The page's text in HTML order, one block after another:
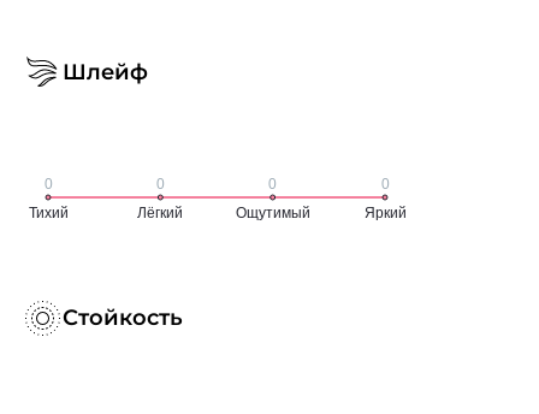
Шлейф
Стойкость